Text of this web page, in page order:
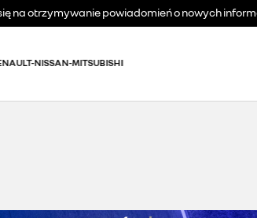
na otrzymywanie powiadomień o nowych
NISSAN-MITSUBISHI